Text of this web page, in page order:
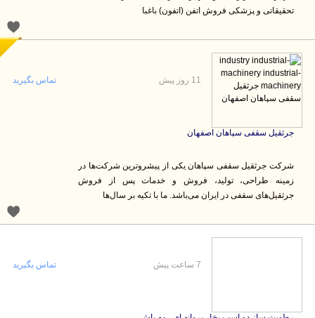
تحقیقاتی و پزشکی فروش اتفن (اتفون) باغبا
جرثقیل سقفی سپاهان اصفهان
شرکت جرثقیل سقفی سپاهان یکی از پیشروترین شرکت‌ها در
زمینه طراحی، تولید، فروش و خدمات پس از فروش
جرثقیل‌های سقفی در ایران می‌باشد. ما با تکیه بر سال‌ها
11 روز پیش تماس بگیرید
تماس بگیرید